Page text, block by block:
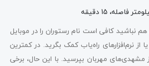
نباشید کافی است نام رستوران را در موبایل
نرم‌افزارهای راه‌یاب کمک بگرید. در کمترین
مشهدی‌های مهربان بپرسید. با این حال، برخی